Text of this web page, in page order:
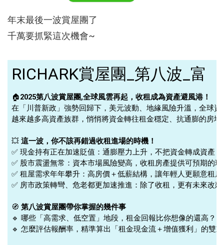
年末最後一波賞屋團了
千萬要抓緊這次機會~